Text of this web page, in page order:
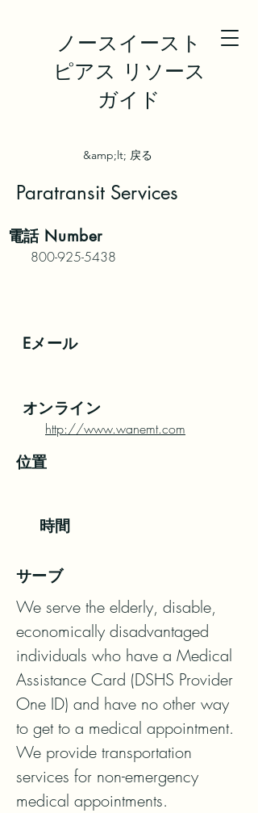
ノースイースト
ピアス リソース
ガイド
&amp;lt; 戻る
Paratransit Services
電話Number
800-925-5438
Eメール
オンライン
http://www.wanemt.com
位置
時間
サーブ
We serve the elderly, disable,
economically disadvantaged
individuals who have a Medical
Assistance Card (DSHS Provider
One ID) and have no other way
to get to a medical appointment.
We provide transportation
services for non-emergency
medical appointments.